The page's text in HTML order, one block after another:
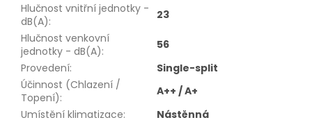
Hlučnost vnitřní jednotky -
dB(A):
23
Hlučnost venkovní
jednotky - dB(A):
56
Provedení:
Single-split
Účinnost (Chlazení /
Topení):
A++ / A+
Umístění klimatizace:
Nástěnná